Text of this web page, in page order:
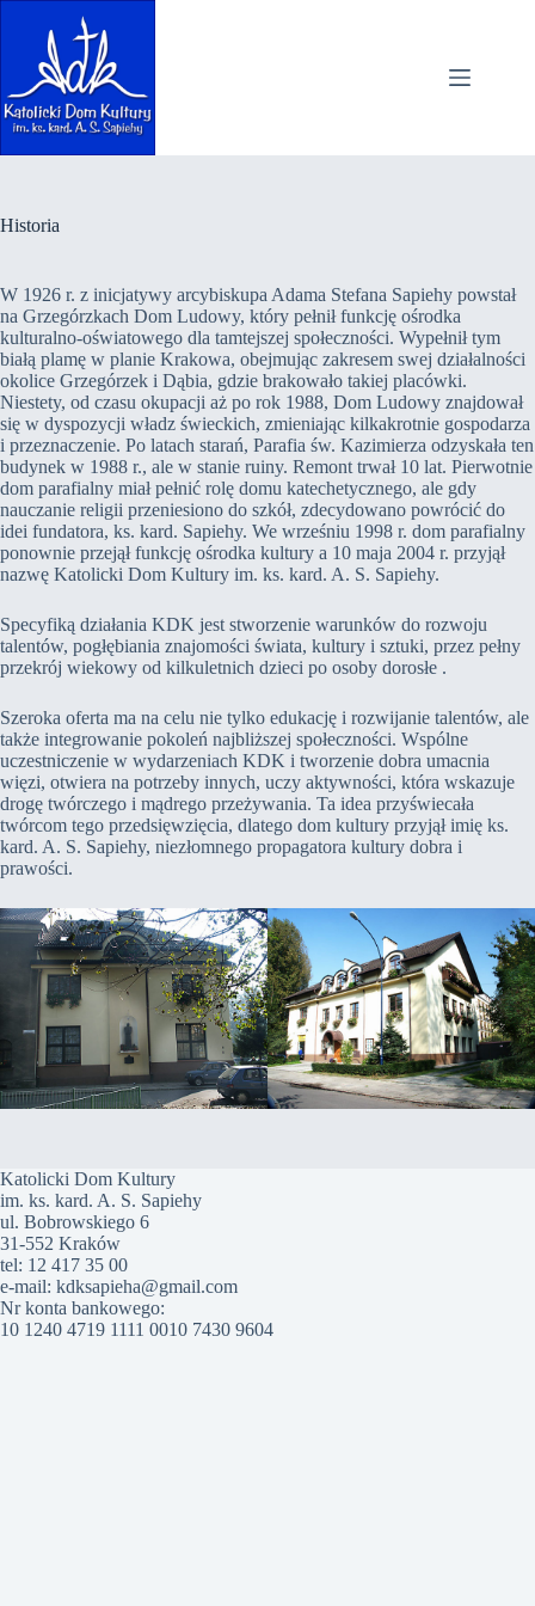
Historia
W 1926 r. z inicjatywy arcybiskupa Adama Stefana Sapiehy powstał
na Grzegórzkach Dom Ludowy, który pełnił funkcję ośrodka
kulturalno-oświatowego dla tamtejszej społeczności. Wypełnił tym
białą plamę w planie Krakowa, obejmując zakresem swej działalności
okolice Grzegórzek i Dąbia, gdzie brakowało takiej placówki.
Niestety, od czasu okupacji aż po rok 1988, Dom Ludowy znajdował
się w dyspozycji władz świeckich, zmieniając kilkakrotnie gospodarza
i przeznaczenie. Po latach starań, Parafia św. Kazimierza odzyskała ten
budynek w 1988 r., ale w stanie ruiny. Remont trwał 10 lat. Pierwotnie
dom parafialny miał pełnić rolę domu katechetycznego, ale gdy
nauczanie religii przeniesiono do szkół, zdecydowano powrócić do
idei fundatora, ks. kard. Sapiehy. We wrześniu 1998 r. dom parafialny
ponownie przejął funkcję ośrodka kultury a 10 maja 2004 r. przyjął
nazwę Katolicki Dom Kultury im. ks. kard. A. S. Sapiehy.
Specyfiką działania KDK jest stworzenie warunków do rozwoju
talentów, pogłębiania znajomości świata, kultury i sztuki, przez pełny
przekrój wiekowy od kilkuletnich dzieci po osoby dorosłe .
Szeroka oferta ma na celu nie tylko edukację i rozwijanie talentów, ale
także integrowanie pokoleń najbliższej społeczności. Wspólne
uczestniczenie w wydarzeniach KDK i tworzenie dobra umacnia
więzi, otwiera na potrzeby innych, uczy aktywności, która wskazuje
drogę twórczego i mądrego przeżywania. Ta idea przyświecała
twórcom tego przedsięwzięcia, dlatego dom kultury przyjął imię ks.
kard. A. S. Sapiehy, niezłomnego propagatora kultury dobra i
prawości.
Katolicki Dom Kultury
im. ks. kard. A. S. Sapiehy
ul. Bobrowskiego 6
31-552 Kraków
tel: 12 417 35 00
e-mail: kdksapieha@gmail.com
Nr konta bankowego:
10 1240 4719 1111 0010 7430 9604